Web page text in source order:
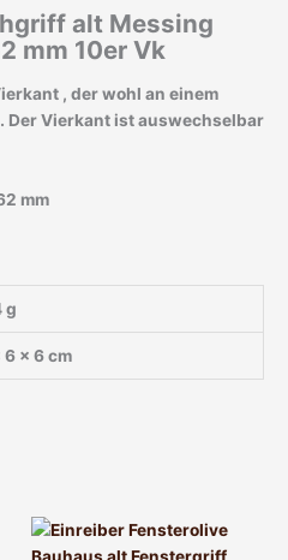
alt Messing
mm 10er Vk
, der wohl an einem
Der Vierkant ist auswechselbar
mm
g
6 × 6 cm